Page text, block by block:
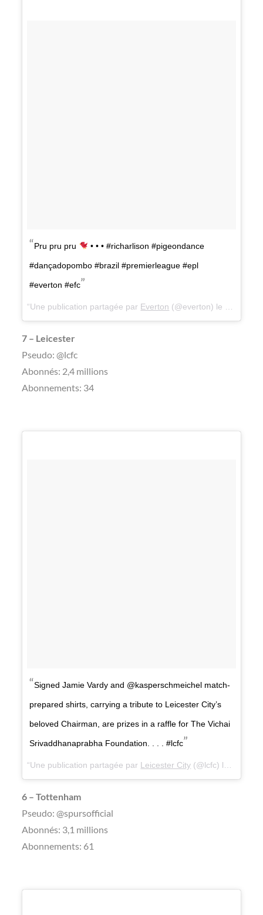
Pru pru pru • • • #richarlison #pigeondance
#dançadopombo #brazil #premierleague #epl
#everton #efc
Une publication partagée par Everton (@everton) le
7 – Leicester
Pseudo: @lcfc
Abonnés: 2,4 millions
Abonnements: 34
Signed Jamie Vardy and @kasperschmeichel match-
prepared shirts, carrying a tribute to Leicester City’s
beloved Chairman, are prizes in a raffle for The Vichai
Srivaddhanaprabha Foundation. . . . #lcfc
Une publication partagée par Leicester City (@lcfc) le
6 – Tottenham
Pseudo: @spursofficial
Abonnés: 3,1 millions
Abonnements: 61